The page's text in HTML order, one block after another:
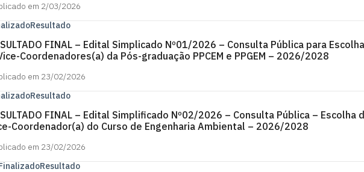
em 2/03/2026
Resultado
FINAL – Edital Simplicado Nº01/2026 – Consulta Pública para
Coordenadores(a) da Pós-graduação PPCEM e PPGEM – 2026/2028
em 23/02/2026
Resultado
FINAL – Edital Simplificado Nº02/2026 – Consulta Pública – Escolha
Coordenador(a) do Curso de Engenharia Ambiental – 2026/2028
em 23/02/2026
Resultado